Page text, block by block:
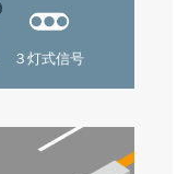
３灯式信号